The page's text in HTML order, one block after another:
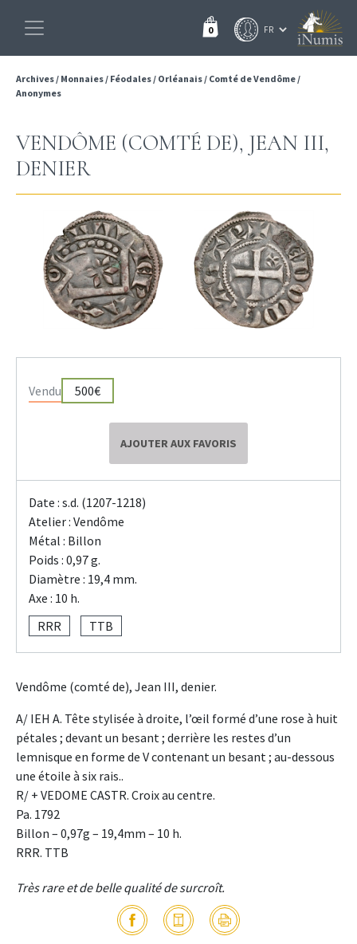
0
Archives/ Monnaies/ Féodales/ Orléanais/ Comté de Vendôme/
Anonymes
VENDÔME (COMTÉ DE), JEAN III,
DENIER
Vendu 500€
AJOUTER AUX FAVORIS
Date : s.d. (1207-1218)
Atelier : Vendôme
Métal : Billon
Poids : 0,97 g.
Diamètre : 19,4 mm.
Axe : 10 h.
RRR
TTB
Vendôme (comté de), Jean III, denier.
A/ IEH A. Tête stylisée à droite, l’œil formé d’une rose à huit
pétales ; devant un besant ; derrière les restes d’un
lemnisque en forme de V contenant un besant ; au-dessous
une étoile à six rais..
R/ + VEDOME CASTR. Croix au centre.
Pa. 1792
Billon – 0,97g – 19,4mm – 10 h.
RRR. TTB
Très rare et de belle qualité de surcroît.